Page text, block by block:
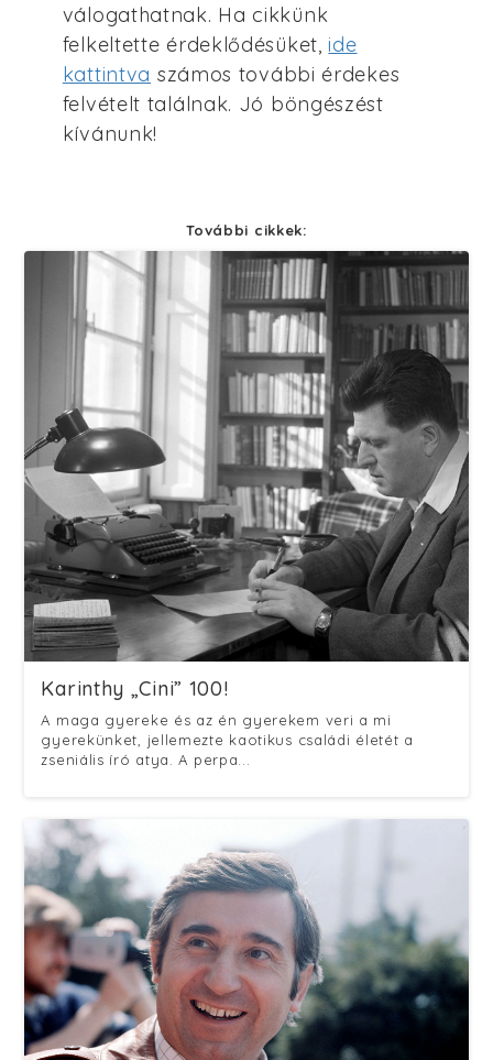
válogathatnak. Ha cikkünk
felkeltette érdeklődésüket,ide
kattintva számos további érdekes
felvételt találnak. Jó böngészést
kívánunk!
További cikkek:
Karinthy „Cini” 100!
A maga gyereke és az én gyerekem veri a mi
gyerekünket, jellemezte kaotikus családi életét a
zseniális író atya. A perpa...